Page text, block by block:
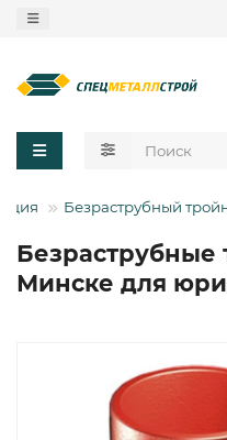
Безраструбный
Безраструбные
Минске для